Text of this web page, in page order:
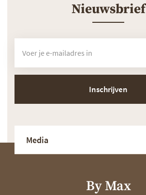
Nieuwsbrief
Inschrijven
Media
By Max